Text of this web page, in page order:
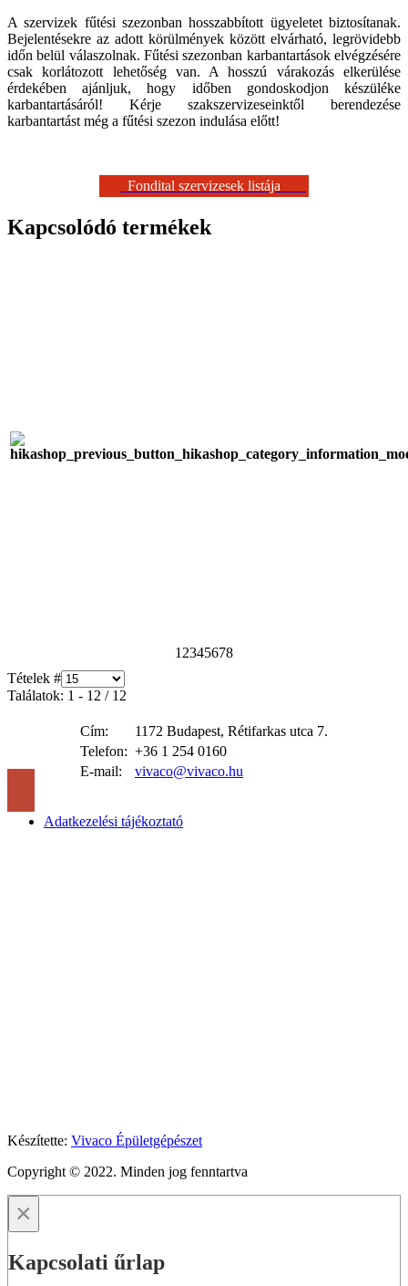
A szervizek fűtési szezonban hosszabbított ügyeletet biztosítanak.
Bejelentésekre az adott körülmények között elvárható, legrövidebb
időn belül válaszolnak. Fűtési szezonban karbantartások elvégzésére
csak korlátozott lehetőség van. A hosszú várakozás elkerülése
érdekében ajánljuk, hogy időben gondoskodjon készüléke
karbantartásáról! Kérje szakszervizeseinktől berendezése
karbantartást még a fűtési szezon indulása előtt!
Fondital szervizesek listája
Kapcsolódó termékek
1 2345678
Tételek #
Találatok: 1 - 12 / 12
Cím:
1172 Budapest, Rétifarkas utca 7.
Telefon: +36 1 254 0160
E-mail:
vivaco@vivaco.hu
Adatkezelési tájékoztató
Készítette: Vivaco Épületgépészet
Copyright © 2022. Minden jog fenntartva
×
Kapcsolati űrlap